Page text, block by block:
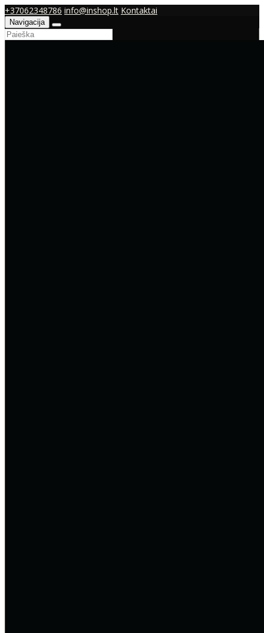
+37062348786 info@inshop.lt Kontaktai
Navigacija